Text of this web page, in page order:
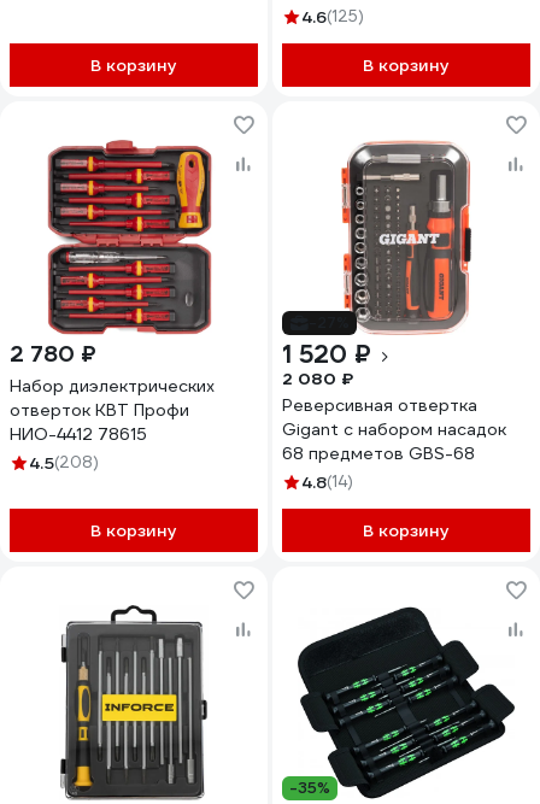
В корзину
32807MR(51771)
4.6(125)
В корзину
2 780 ₽
Набор диэлектрических
отверток КВТ Профи
НИО-4412 78615
4.5(208)
В корзину
1 520 ₽
2 080 ₽
Реверсивная отвертка
Gigant с набором насадок
68 предметов GBS-68
4.8(14)
В корзину
-35%